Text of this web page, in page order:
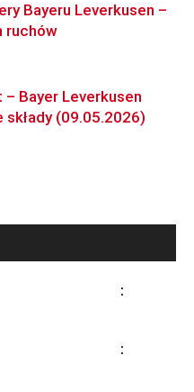
Bayeru Leverkusen –
ruchów
Bayer Leverkusen
(09.05.2026)
:
: